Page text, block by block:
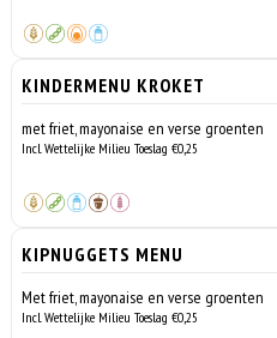
KINDERMENU KROKET
met friet, mayonaise en verse groenten
Incl. Wettelijke Milieu Toeslag €0,25
KIPNUGGETS MENU
Met friet, mayonaise en verse groenten
Incl. Wettelijke Milieu Toeslag €0,25